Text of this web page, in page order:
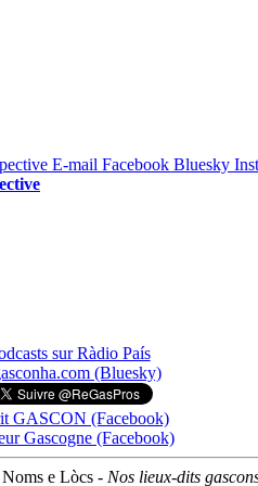
sur Ràdio País
(Bluesky)
GASCON (Facebook)
Gascogne (Facebook)
e Lòcs - Nos lieux-dits